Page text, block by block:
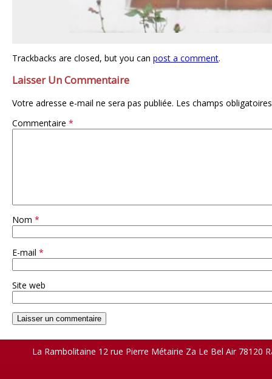
Trackbacks are closed, but you can post a comment.
Laisser Un Commentaire
Votre adresse e-mail ne sera pas publiée. Les champs
Commentaire *
Nom *
E-mail *
Site web
La Rambolitaine 12 rue Pierre Métairie Za Le Bel Air